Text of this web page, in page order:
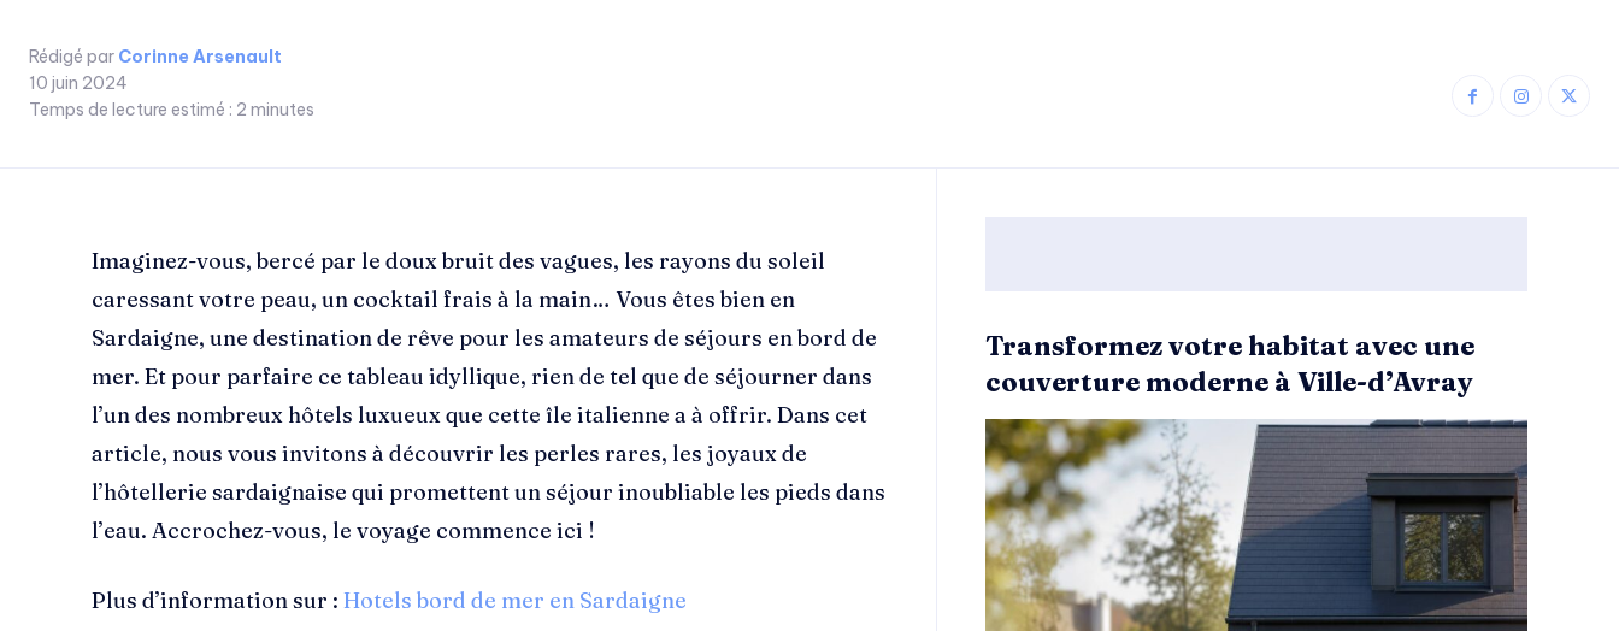
Rédigé par Corinne Arsenault
10 juin 2024
Temps de lecture estimé : 2 minutes
Imaginez-vous, bercé par le doux bruit des vagues, les rayons du soleil
caressant votre peau, un cocktail frais à la main… Vous êtes bien en
Sardaigne, une destination de rêve pour les amateurs de séjours en bord de
mer. Et pour parfaire ce tableau idyllique, rien de tel que de séjourner dans
l’un des nombreux hôtels luxueux que cette île italienne a à offrir. Dans cet
article, nous vous invitons à découvrir les perles rares, les joyaux de
l’hôtellerie sardaignaise qui promettent un séjour inoubliable les pieds dans
l’eau. Accrochez-vous, le voyage commence ici !
Plus d’information sur : Hotels bord de mer en Sardaigne
Transformez votre habitat avec une
couverture moderne à Ville-d’Avray